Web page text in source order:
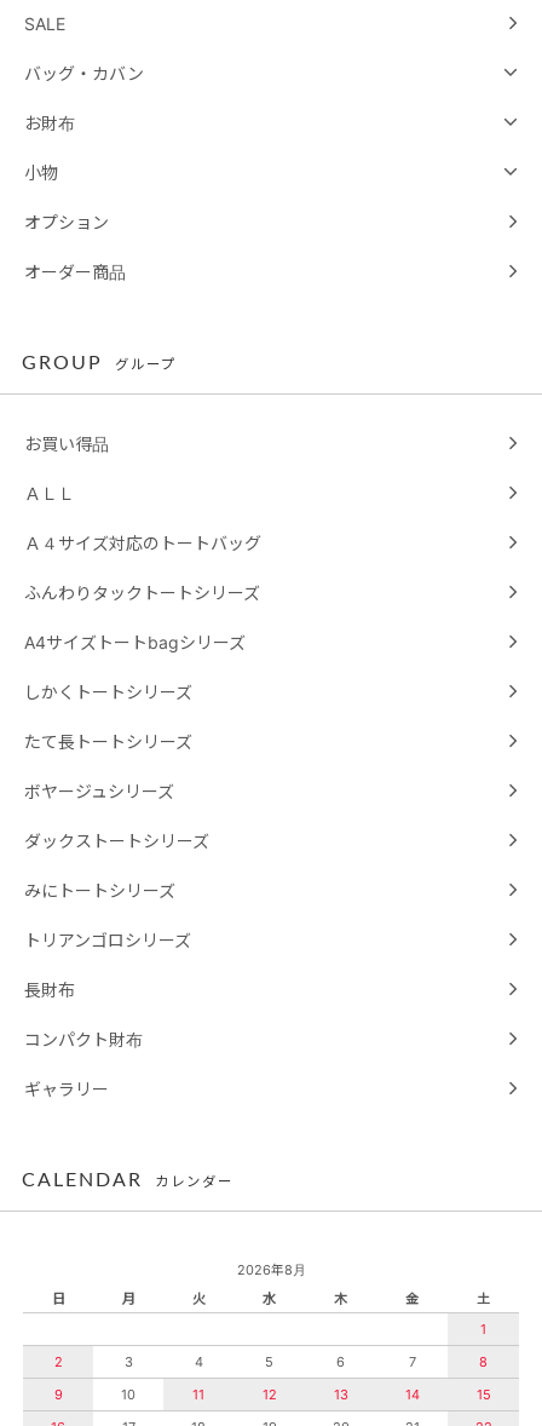
SALE
バッグ・カバン
お財布
小物
オプション
オーダー商品
GROUP グループ
お買い得品
ＡＬＬ
Ａ４サイズ対応のトートバッグ
ふんわりタックトートシリーズ
A4サイズトートbagシリーズ
しかくトートシリーズ
たて長トートシリーズ
ボヤージュシリーズ
ダックストートシリーズ
みにトートシリーズ
トリアンゴロシリーズ
長財布
コンパクト財布
ギャラリー
CALENDAR カレンダー
2026年8月
日
月 火 水 木 金
土
1
2
3 4 5 6 7
8
9
10 11 12 13 14
15